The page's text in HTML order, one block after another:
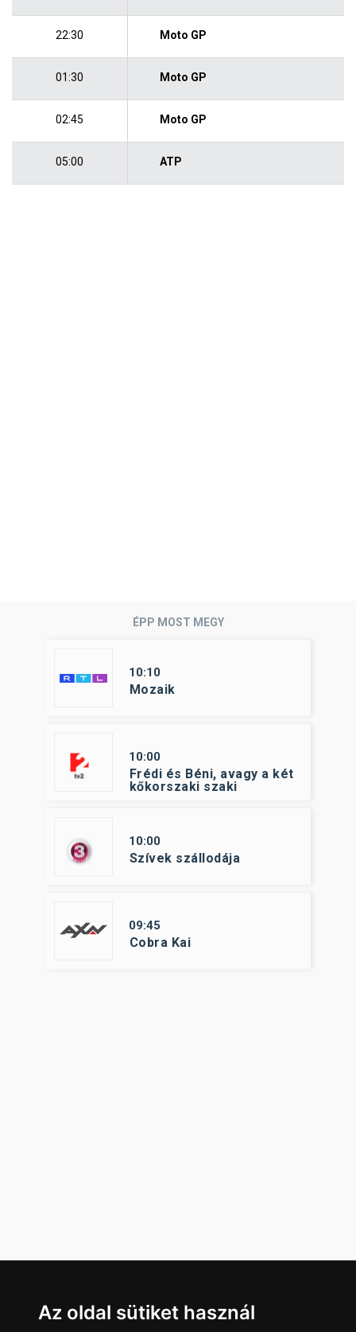
22:30 Moto GP
01:30 Moto GP
02:45 Moto GP
05:00 ATP
ÉPP MOST MEGY
10:10
Mozaik
10:00
Frédi és Béni, avagy a két
kőkorszaki szaki
10:00
Szívek szállodája
09:45
Cobra Kai
Az oldal sütiket használ